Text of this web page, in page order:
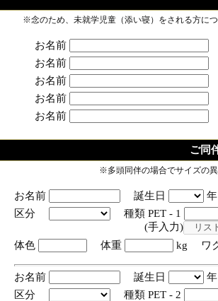
※念のため、未就学児童（添い寝）をされる方に
お名前
お名前
お名前
お名前
お名前
ご同
※多頭同伴の場合でサイズの
お名前 誕生日
区分
種類 PET - 1
(手入力)
体色
体重 kg ワ
お名前 誕生日
区分
種類 PET - 2